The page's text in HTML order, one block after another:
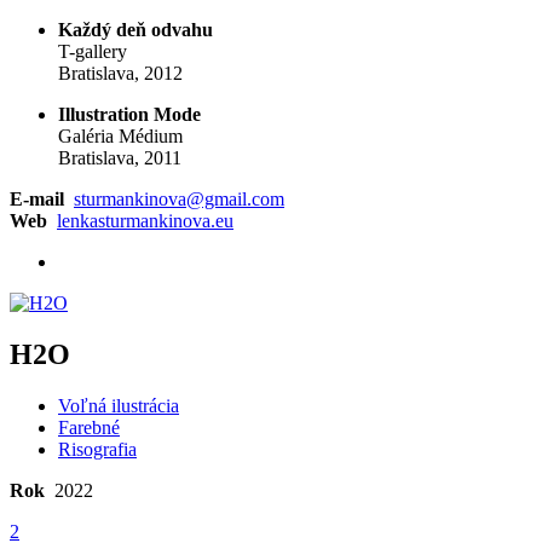
Každý deň odvahu
T-gallery
Bratislava, 2012
Illustration Mode
Galéria Médium
Bratislava, 2011
E-mail sturmankinova@gmail.com
Web lenkasturmankinova.eu
H2O
Voľná ilustrácia
Farebné
Risografia
Rok 2022
2